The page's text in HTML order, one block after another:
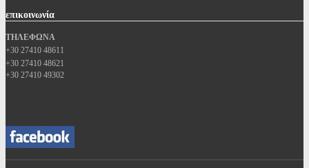
επικοινωνία
ΤΗΛΕΦΩΝΑ
+30 27410 48611
+30 27410 48621
+30 27410 49302